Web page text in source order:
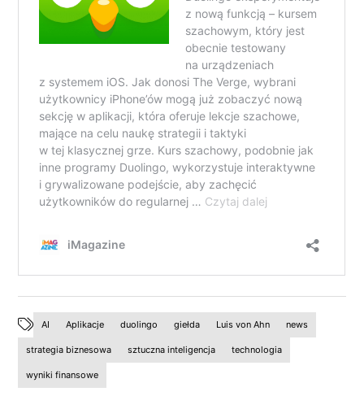
AI Aplikacje duolingo giełda Luis von Ahn news
strategia biznesowa sztuczna inteligencja technologia
wyniki finansowe